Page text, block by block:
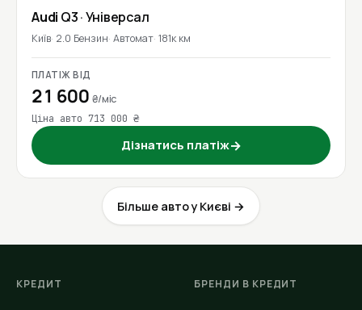
Audi Q3· Універсал
Київ 2.0 Бензин Автомат 181к км
ПЛАТІЖ ВІД
21 600 ₴/міс
Ціна авто 713 000 ₴
Дізнатись платіж→
Більше авто у Києві →
КРЕДИТ БРЕНДИ В КРЕДИТ